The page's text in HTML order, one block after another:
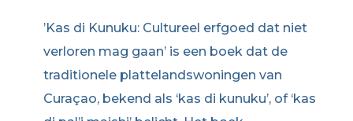
​’Kas di Kunuku: Cultureel erfgoed dat niet
verloren mag gaan’ is een boek dat de
traditionele plattelandswoningen van
Curaçao, bekend als ‘kas di kunuku’, of ‘kas